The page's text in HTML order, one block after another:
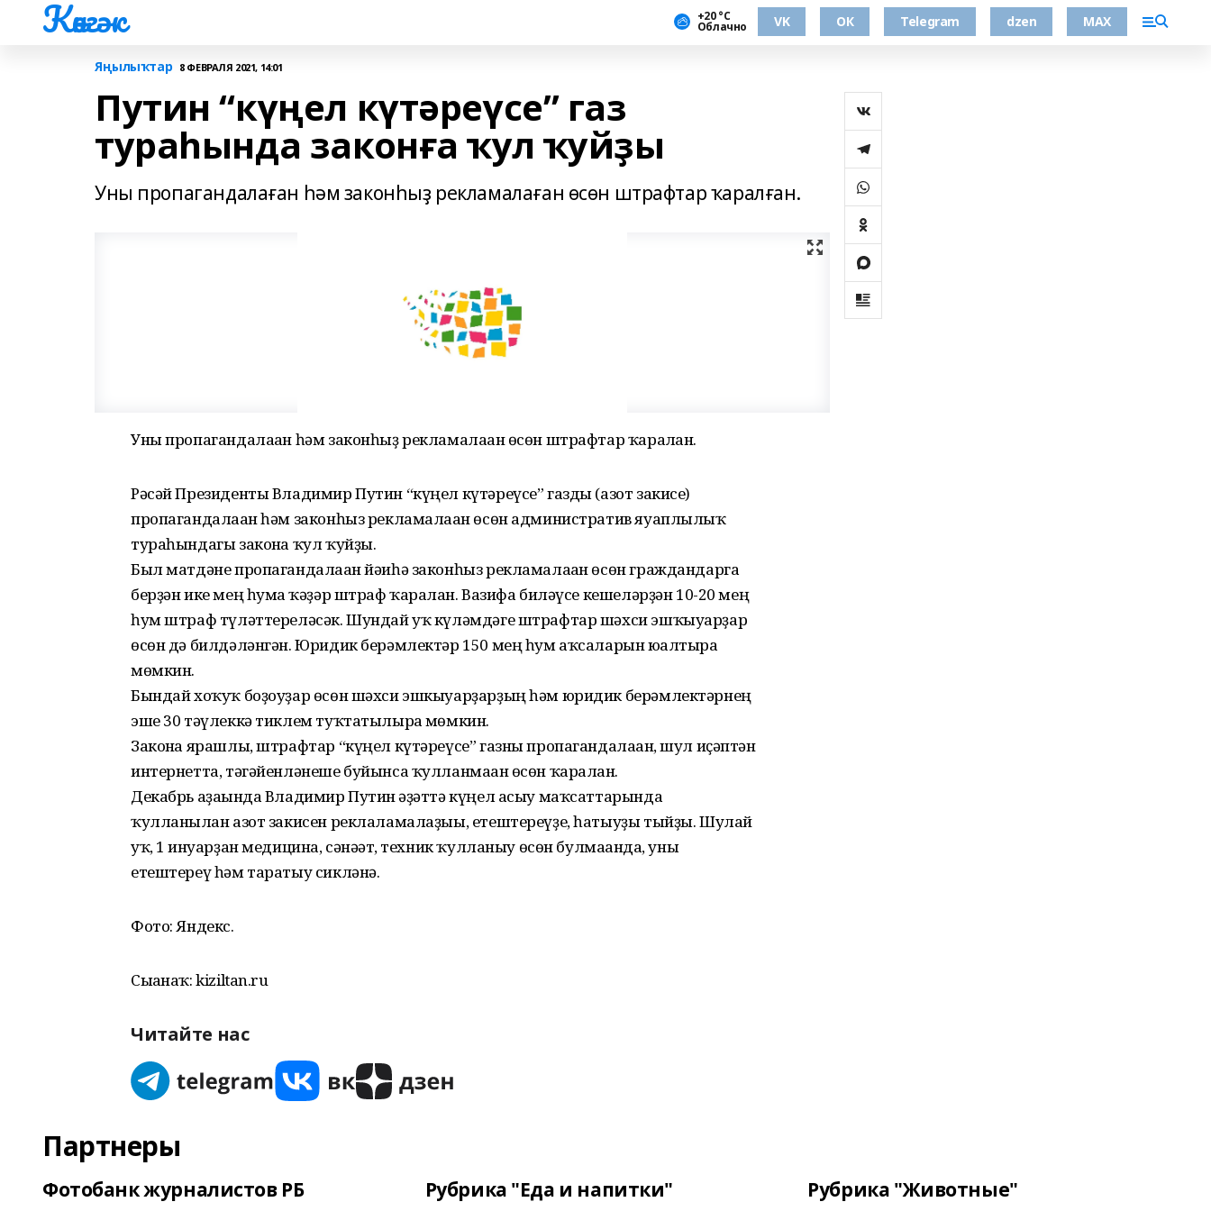
Көнгәк +20 °С
Облачно VK ОК Telegram dzen MAX
Яңылыҡтар 8 ФЕВРАЛЯ 2021, 14:01
Путин “күңел күтәреүсе” газ
тураһында законға ҡул ҡуйҙы
Уны пропагандалаған һәм законһыҙ рекламалаған өсөн штрафтар ҡаралған.
Уны пропагандалаған һәм законһыҙ рекламалаған өсөн штрафтар ҡаралған.
Рәсәй Президенты Владимир Путин “күңел күтәреүсе” газды (азот закисе)
пропагандалаған һәм законһыз рекламалаған өсөн административ яуаплылыҡ
тураһындагы законға ҡул ҡуйҙы.
Был матдәне пропагандалаған йәиһә законһыз рекламалаған өсөн граждандарга
берҙән ике мең һумға ҡәҙәр штраф ҡаралған. Вазифа биләүсе кешеләрҙән 10-20 мең
һум штраф түләттереләсәк. Шундай уҡ күләмдәге штрафтар шәхси эшҡыуарҙар
өсөн дә билдәләнгән. Юридик берәмлектәр 150 мең һум аҡсаларын юғалтырға
мөмкин.
Бындай хоҡуҡ боҙоуҙар өсөн шәхси эшкыуарҙарҙың һәм юридик берәмлектәрнең
эше 30 тәүлеккә тиклем туҡтатылырға мөмкин.
Законға ярашлы, штрафтар “күңел күтәреүсе” газны пропагандалаған, шул иҫәптән
интернетта, тәгәйенләнеше буйынса ҡулланмаған өсөн ҡаралған.
Декабрь аҙағында Владимир Путин ғәҙәттә күңел асыу маҡсаттарында
ҡулланылған азот закисен реклаламалаҙыы, етештереүҙе, һатыуҙы тыйҙы. Шулай
уҡ, 1 ғинуарҙан медицина, сәнәғәт, техник ҡулланыу өсөн булмағанда, уны
етештереү һәм таратыу сикләнә.
Фото: Яндекс.
Сығанаҡ: kiziltan.ru
Читайте нас
Партнеры
Фотобанк журналистов РБ Рубрика "Еда и напитки" Рубрика "Животные"